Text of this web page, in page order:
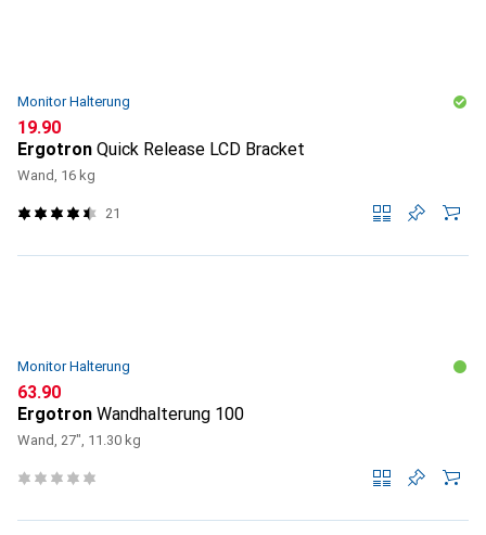
Monitor Halterung
CHF
19.90
Ergotron Quick Release LCD Bracket
Wand, 16 kg
21
Monitor Halterung
CHF
63.90
Ergotron Wandhalterung 100
Wand, 27", 11.30 kg